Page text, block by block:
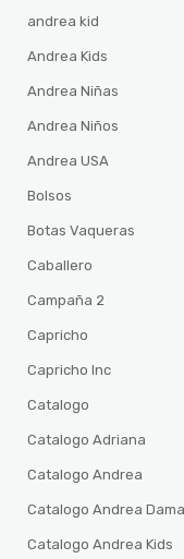
andrea kid
Andrea Kids
Andrea Niñas
Andrea Niños
Andrea USA
Bolsos
Botas Vaqueras
Caballero
Campaña 2
Capricho
Capricho Inc
Catalogo
Catalogo Adriana
Catalogo Andrea
Catalogo Andrea Dama
Catalogo Andrea Kids